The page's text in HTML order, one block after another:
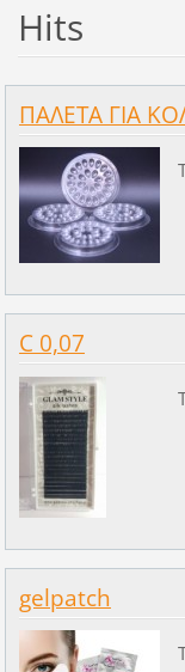
Hits
ΠΑΛΕΤΑ ΓΙΑ
C 0,07
gelpatch